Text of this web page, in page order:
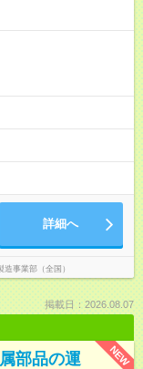
詳細へ
事業部（全国）
掲載日：2026.08.07
NEW
部品の運